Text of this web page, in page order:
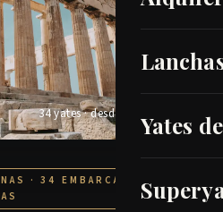
Yates
· 34 EMBARCACIONES ·
34 yates · desde €1700/día